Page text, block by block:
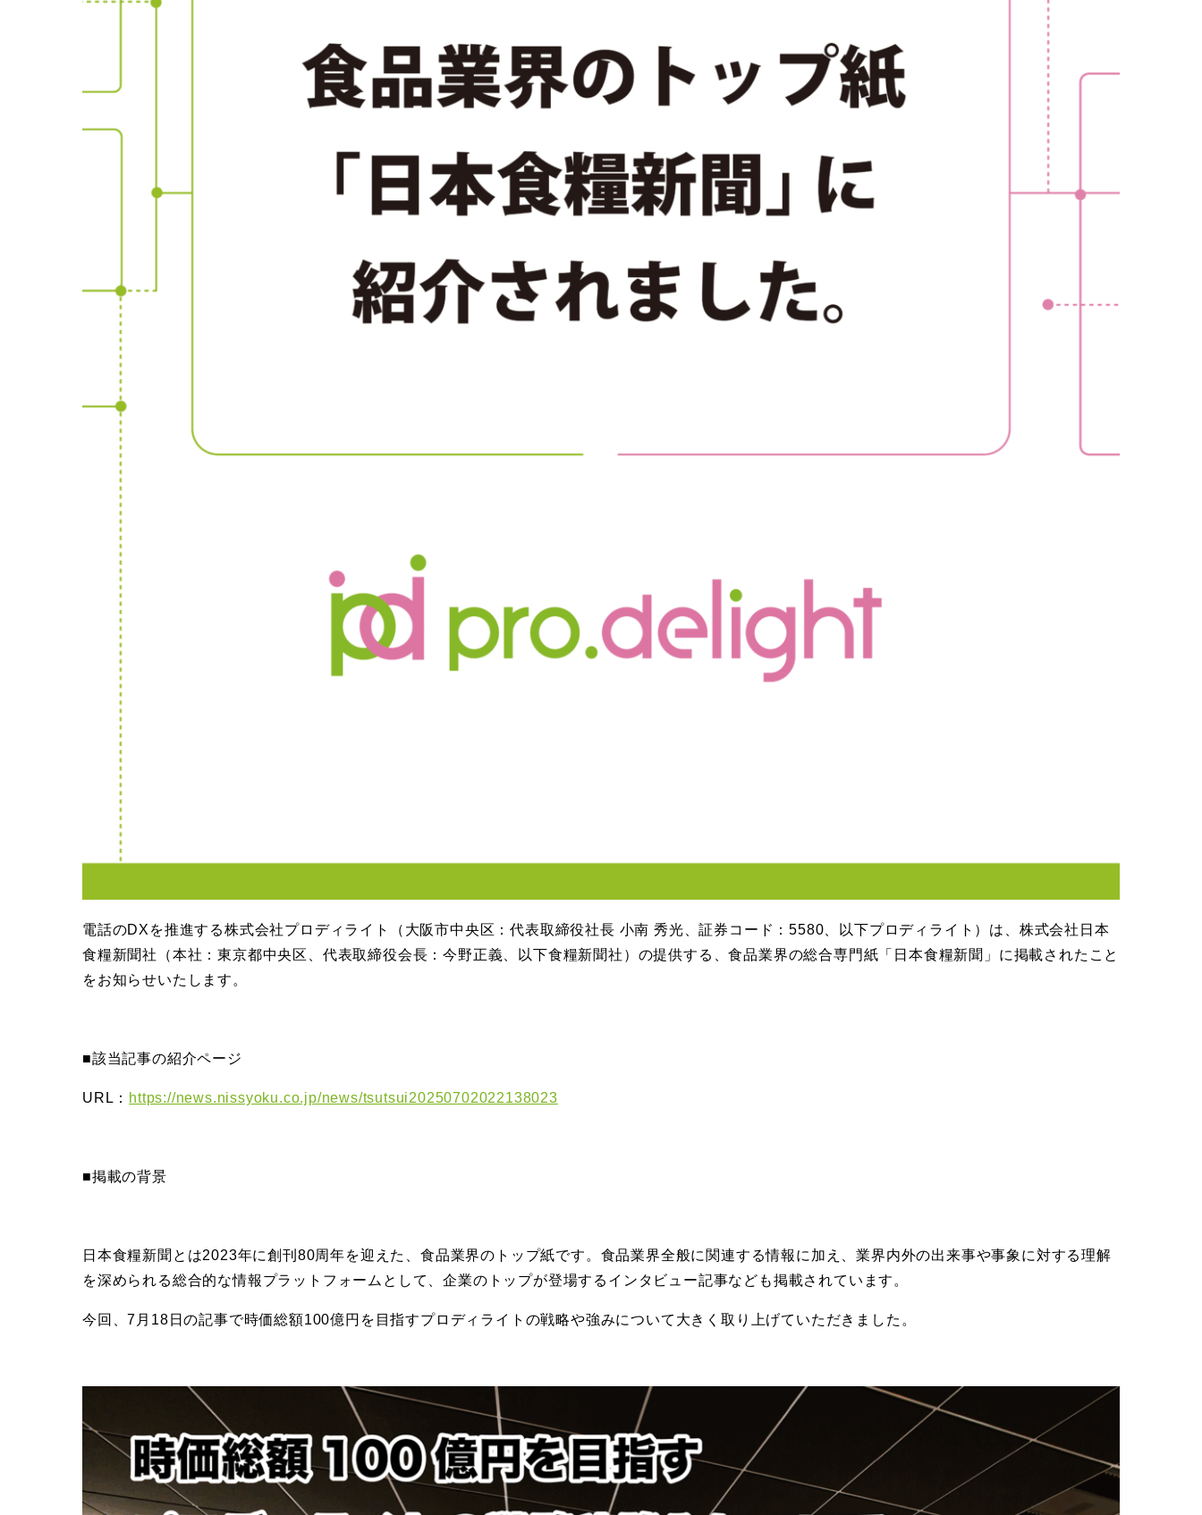
電話のDXを推進する株式会社プロディライト（大阪市中央区：代表取締役社長 小南 秀光、証券コード：5580、以下プロディライト）は、株式会社日本
食糧新聞社（本社：東京都中央区、代表取締役会長：今野正義、以下食糧新聞社）の提供する、食品業界の総合専門紙「日本食糧新聞」に掲載されたこと
をお知らせいたします。
■該当記事の紹介ページ
URL： https://news.nissyoku.co.jp/news/tsutsui20250702022138023
■掲載の背景
日本食糧新聞とは2023年に創刊80周年を迎えた、食品業界のトップ紙です。食品業界全般に関連する情報に加え、業界内外の出来事や事象に対する理解
を深められる総合的な情報プラットフォームとして、企業のトップが登場するインタビュー記事なども掲載されています。
今回、7月18日の記事で時価総額100億円を目指すプロディライトの戦略や強みについて大きく取り上げていただきました。